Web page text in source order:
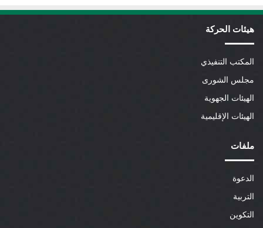
هيئات الحركة
المكتب التنفيذي
مجلس الشورى
الهيئات الجهوية
الهيئات الإقليمية
ملفات
الدعوة
التربية
التكوين